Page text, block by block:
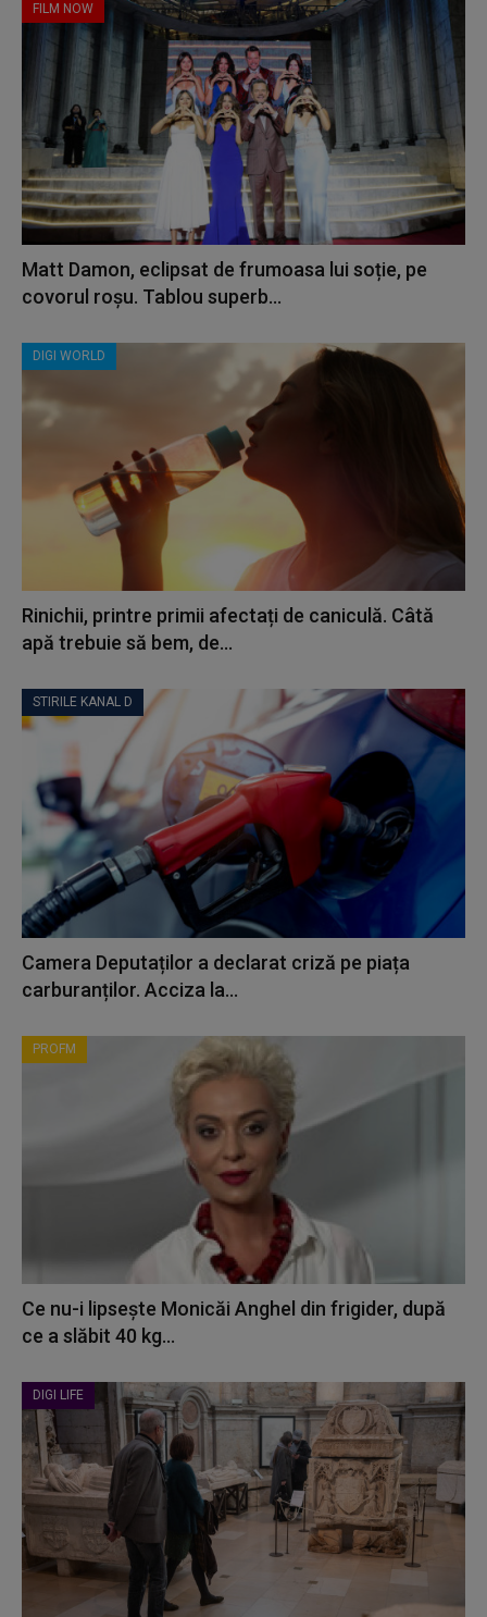
FILM NOW
Matt Damon, eclipsat de frumoasa lui soție, pe
covorul roșu. Tablou superb...
DIGI WORLD
Rinichii, printre primii afectați de caniculă. Câtă
apă trebuie să bem, de...
STIRILE KANAL D
Camera Deputaților a declarat criză pe piața
carburanților. Acciza la...
PROFM
Ce nu-i lipsește Monicăi Anghel din frigider, după
ce a slăbit 40 kg...
DIGI LIFE